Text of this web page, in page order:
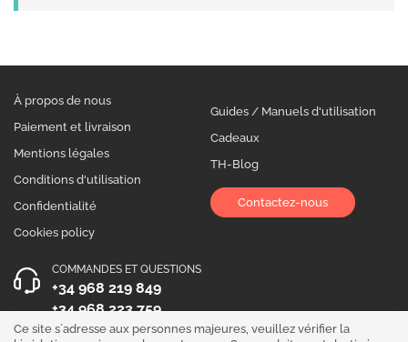
À propos de nous
Paiement et livraison
Mentions légales
Conditions d'utilisation
Confidentialité
Cookies policy
Guides / Manuels d'utilisation
Cadeaux
TH-Blog
Contactez-nous
COMMANDES ET QUESTIONS
+34 968 219 849
+34 968 223 759
Ce site s´adresse aux personnes majeures, veuillez vérifier la